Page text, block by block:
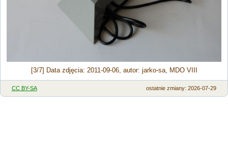
[3/7] Data zdjęcia: 2011-09-06, autor: jarko-sa, MDO VIII
CC BY-SA ostatnie zmiany: 2026-07-29